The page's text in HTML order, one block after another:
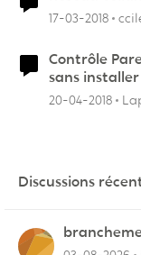
17-03-2018
Contrôle
sans
20-04-2018
Discussions